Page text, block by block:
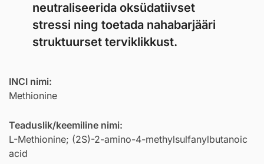
neutraliseerida oksüdatiivset
stressi ning toetada nahabarjääri
struktuurset terviklikkust.
INCI nimi:
Methionine
Teaduslik/keemiline nimi:
L-Methionine; (2S)-2-amino-4-methylsulfanylbutanoic
acid